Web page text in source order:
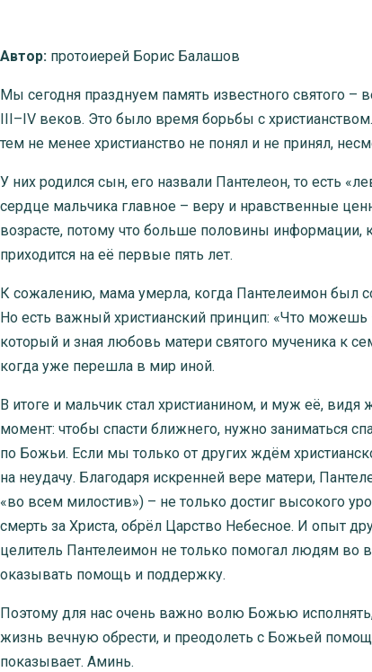
Автор: протоиерей Борис Балашов
Мы сегодня празднуем память известного святого
III–IV веков. Это было время борьбы с
тем не менее христианство не понял и не принял,
У них родился сын, его назвали Пантелеон, то есть
сердце мальчика главное – веру и нравственные
возрасте, потому что больше половины
приходится на её первые пять лет.
К сожалению, мама умерла, когда Пантелеимон был
Но есть важный христианский принцип: «Что
который и зная любовь матери святого мученика к
когда уже перешла в мир иной.
В итоге и мальчик стал христианином, и муж её,
момент: чтобы спасти ближнего, нужно заниматься
по Божьи. Если мы только от других ждём
на неудачу. Благодаря искренней вере матери,
«во всем милостив») – не только достиг высокого
смерть за Христа, обрёл Царство Небесное. И опыт
целитель Пантелеимон не только помогал людям во
оказывать помощь и поддержку.
Поэтому для нас очень важно волю Божью
жизнь вечную обрести, и преодолеть с Божьей
показывает. Аминь.